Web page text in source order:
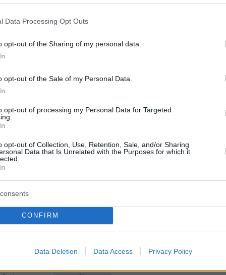
Data Processing Opt Outs
opt-out of the Sharing of my personal data.
opt-out of the Sale of my Personal Data.
opt-out of processing my Personal Data for Targeted
opt-out of Collection, Use, Retention, Sale, and/or Sharing
Data that Is Unrelated with the Purposes for which it
CONFIRM
Data Deletion Data Access Privacy Policy
έγινε το Βατερλό του Ερντογάν: Η
και η ειρωνεία της ιστορίας
Εισοδήματος σε 8 δόσεις και φέτος -
αποδείξεις-τεκμήρια
self test και για μαθητές, εργαζόμενους - Οι
που κατέθεσαν προσφορές
protothema.gr στο Google Newsκαι μάθετε πρώτοι